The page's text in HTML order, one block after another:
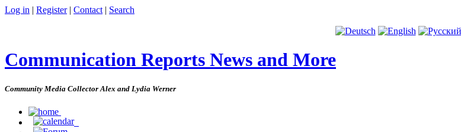
Log in | Register| Contact | Search
Communication Reports News and More
Community Media Collector Alex and Lydia Werner